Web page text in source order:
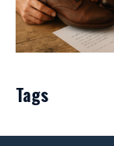
Tags